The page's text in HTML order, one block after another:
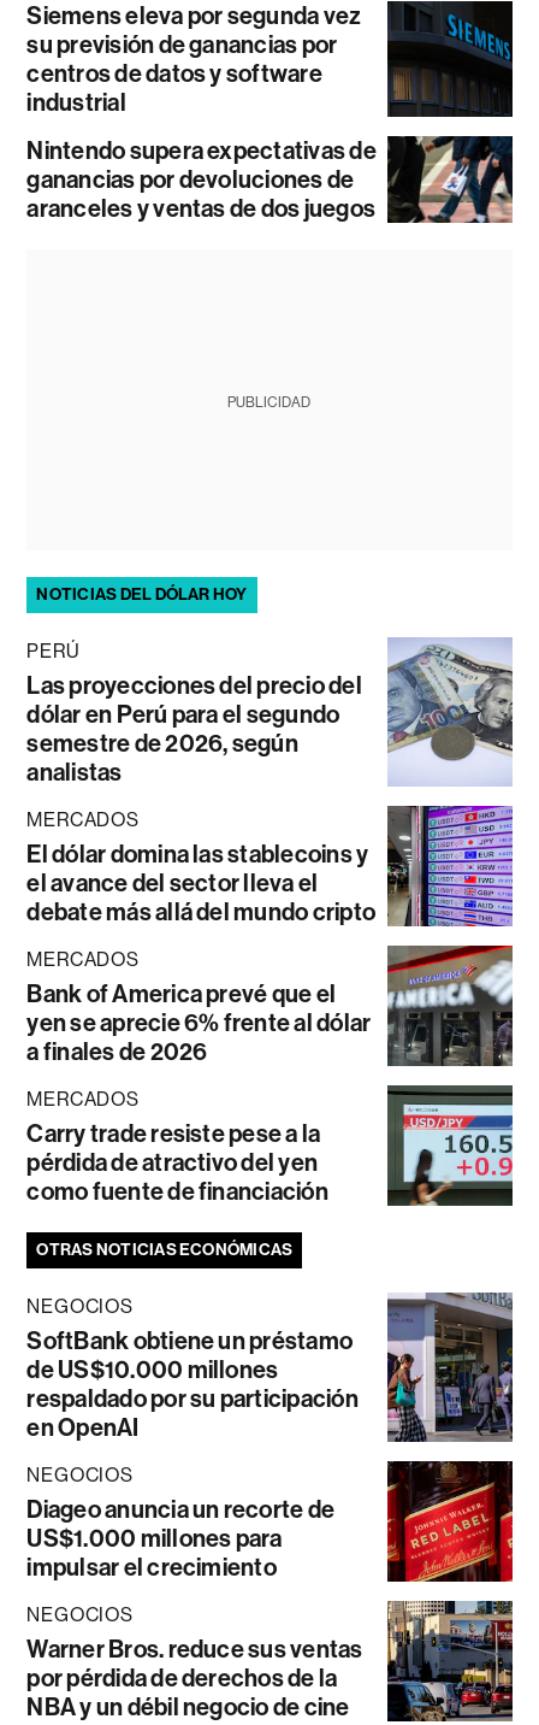
Siemens eleva por segunda vez
su previsión de ganancias por
centros de datos y software
industrial
Nintendo supera expectativas de
ganancias por devoluciones de
aranceles y ventas de dos juegos
PUBLICIDAD
NOTICIAS DEL DÓLAR HOY
PERÚ
Las proyecciones del precio del
dólar en Perú para el segundo
semestre de 2026, según
analistas
MERCADOS
El dólar domina las stablecoins y
el avance del sector lleva el
debate más allá del mundo cripto
MERCADOS
Bank of America prevé que el
yen se aprecie 6% frente al dólar
a finales de 2026
MERCADOS
Carry trade resiste pese a la
pérdida de atractivo del yen
como fuente de financiación
OTRAS NOTICIAS ECONÓMICAS
NEGOCIOS
SoftBank obtiene un préstamo
de US$10.000 millones
respaldado por su participación
en OpenAI
NEGOCIOS
Diageo anuncia un recorte de
US$1.000 millones para
impulsar el crecimiento
NEGOCIOS
Warner Bros. reduce sus ventas
por pérdida de derechos de la
NBA y un débil negocio de cine